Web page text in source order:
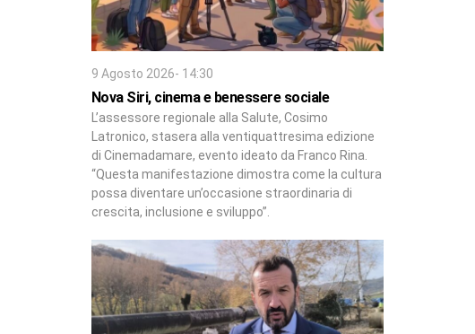
9 Agosto 2026- 14:30
Nova Siri, cinema e benessere sociale
L’assessore regionale alla Salute, Cosimo
Latronico, stasera alla ventiquattresima edizione
di Cinemadamare, evento ideato da Franco Rina.
“Questa manifestazione dimostra come la cultura
possa diventare un’occasione straordinaria di
crescita, inclusione e sviluppo”.